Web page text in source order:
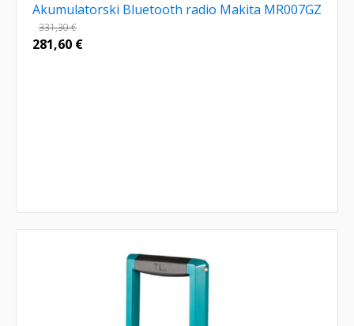
Akumulatorski Bluetooth radio Makita MR007GZ
331,30€
281,60 €